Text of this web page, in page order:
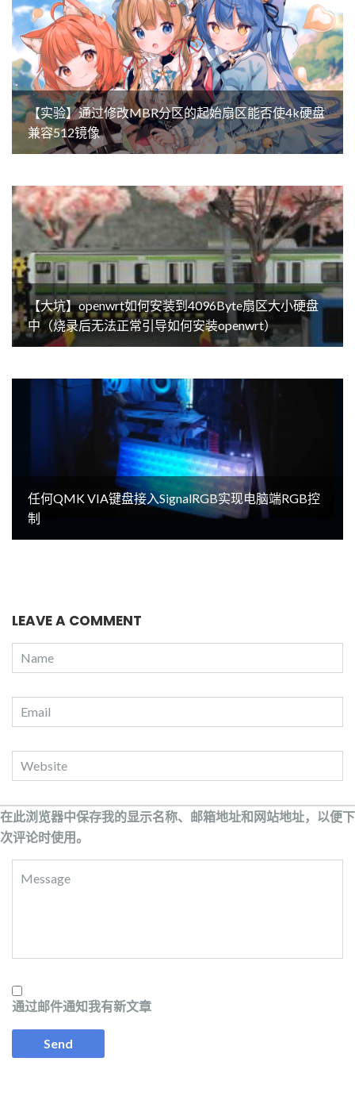
【实验】通过修改MBR分区的起始扇区能否使4k硬盘
兼容512镜像
【大坑】openwrt如何安装到4096Byte扇区大小硬盘
中（烧录后无法正常引导如何安装openwrt）
任何QMK VIA键盘接入SignalRGB实现电脑端RGB控
制
LEAVE A COMMENT
在此浏览器中保存我的显示名称、邮箱地址和网站地址，以便下
次评论时使用。
通过邮件通知我有新文章